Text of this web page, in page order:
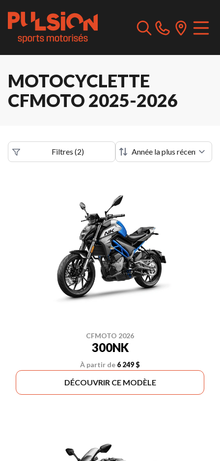
MOTOCYCLETTE
CFMOTO 2025-2026
Filtres (2)
CFMOTO 2026
300NK
À partir de 6 249 $
DÉCOUVRIR CE MODÈLE